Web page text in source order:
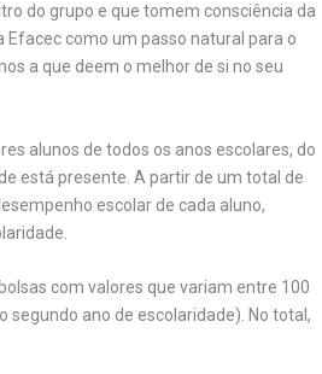
do grupo e que tomem consciência da
como um passo natural para o
a que deem o melhor de si no seu
alunos de todos os anos escolares, do
está presente. A partir de um total de
escolar de cada aluno,
com valores que variam entre 100
ano de escolaridade). No total,